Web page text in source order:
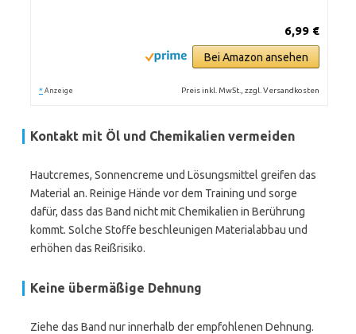
6,99 €
Bei Amazon ansehen
* Anzeige Preis inkl. MwSt., zzgl. Versandkosten
Kontakt mit Öl und Chemikalien vermeiden
Hautcremes, Sonnencreme und Lösungsmittel greifen das
Material an. Reinige Hände vor dem Training und sorge
dafür, dass das Band nicht mit Chemikalien in Berührung
kommt. Solche Stoffe beschleunigen Materialabbau und
erhöhen das Reißrisiko.
Keine übermäßige Dehnung
Ziehe das Band nur innerhalb der empfohlenen Dehnung.